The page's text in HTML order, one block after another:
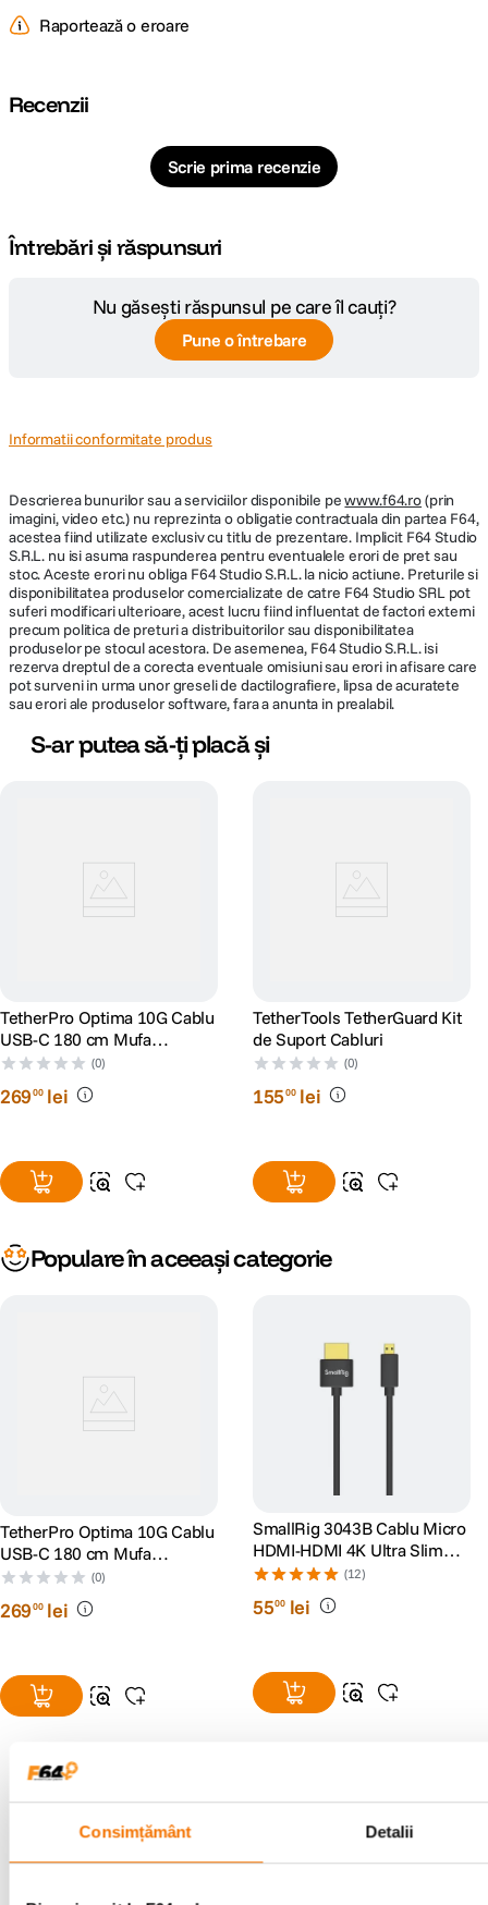
Consimțământ Detalii
Raportează o eroare
Recenzii
Scrie prima recenzie
Întrebări și răspunsuri
Nu găsești răspunsul pe care îl cauți?
Pune o întrebare
Informatii conformitate produs
Descrierea bunurilor sau a serviciilor disponibile pewww.f64.ro(prin
imagini, video etc.) nu reprezinta o obligatie contractuala din partea F64,
acestea fiind utilizate exclusiv cu titlu de prezentare. Implicit F64 Studio
S.R.L. nu isi asuma raspunderea pentru eventualele erori de pret sau
stoc. Aceste erori nu obliga F64 Studio S.R.L. la nicio actiune. Preturile si
disponibilitatea produselor comercializate de catre F64 Studio SRL pot
suferi modificari ulterioare, acest lucru fiind influentat de factori externi
precum politica de preturi a distribuitorilor sau disponibilitatea
produselor pe stocul acestora. De asemenea, F64 Studio S.R.L. isi
rezerva dreptul de a corecta eventuale omisiuni sau erori in afisare care
pot surveni in urma unor greseli de dactilografiere, lipsa de acuratete
sau erori ale produselor software, fara a anunta in prealabil.
S-ar putea să-ți placă și
TetherPro Optima 10G Cablu
USB-C 180 cm Mufa
Dreapta-Unghi Portocaliu
(0)
26900 lei
TetherTools TetherGuard Kit
de Suport Cabluri
(0)
15500 lei
Populare în aceeași categorie
TetherPro Optima 10G Cablu
USB-C 180 cm Mufa
Dreapta-Unghi Portocaliu
(0)
26900 lei
SmallRig 3043B Cablu Micro
HDMI-HDMI 4K Ultra Slim
55cm
(12)
5500 lei
Alatura-te comunitatii creatorilor
Descopera inspiratie, recomandari utile,